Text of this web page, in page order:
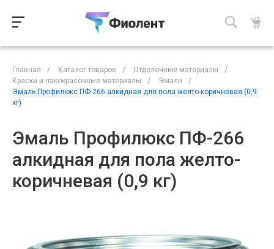
Главная / Каталог товаров / Отделочные материалы
/
Краски и лакокрасочные материалы
/ Эмали
/
Эмаль Профилюкс ПФ-266 алкидная для пола желто-коричневая (0,9
кг)
Эмаль Профилюкс ПФ-266
алкидная для пола желто-
коричневая (0,9 кг)